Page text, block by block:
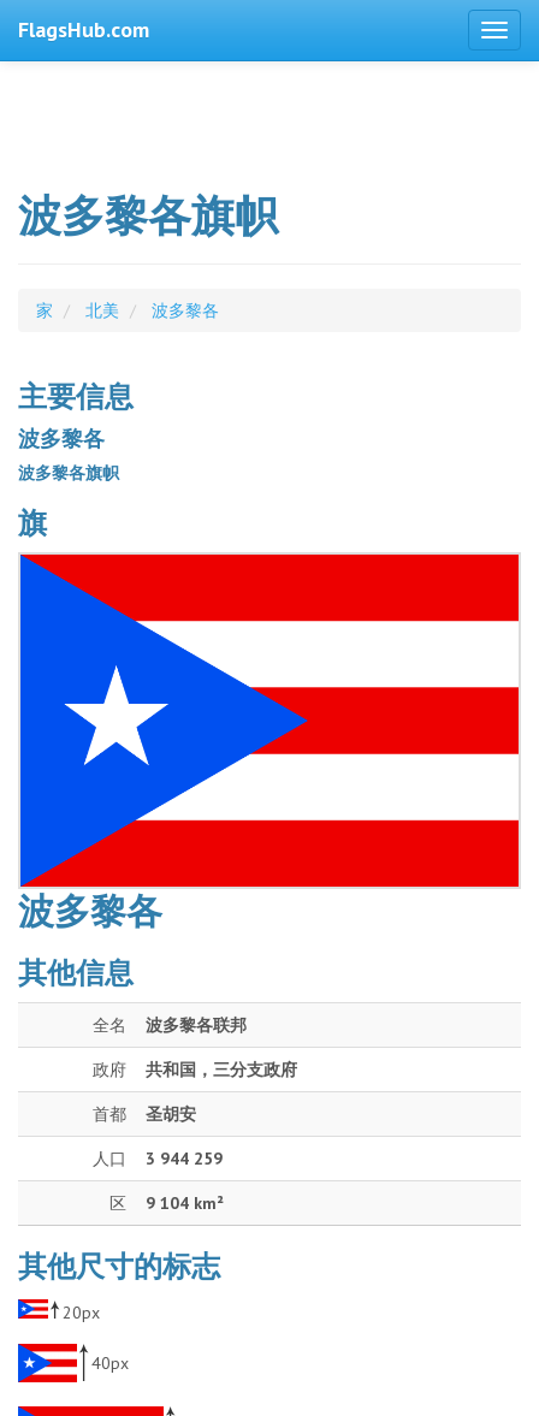
FlagsHub.com
波多黎各旗帜
家 北美 波多黎各
主要信息
波多黎各
波多黎各旗帜
旗
波多黎各
其他信息
全名 波多黎各联邦
政府 共和国，三分支政府
首都 圣胡安
人口 3 944 259
区 9 104 km²
其他尺寸的标志
20px
40px